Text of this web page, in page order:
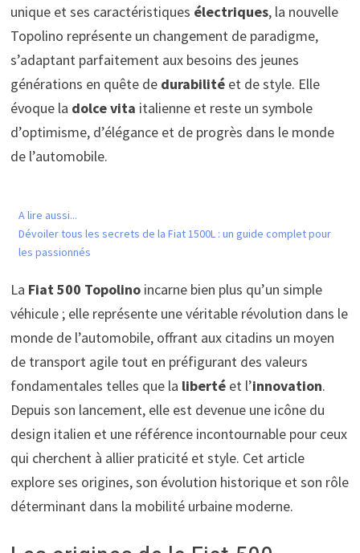
unique et ses caractéristiques électriques, la nouvelle
Topolino représente un changement de paradigme,
s’adaptant parfaitement aux besoins des jeunes
générations en quête de durabilitéet de style. Elle
évoque la dolce vita italienne et reste un symbole
d’optimisme, d’élégance et de progrès dans le monde
de l’automobile.
A lire aussi...
Dévoiler tous les secrets de la Fiat 1500L : un guide complet pour
les passionnés
La Fiat 500 Topolinoincarne bien plus qu’un simple
véhicule ; elle représente une véritable révolution dans le
monde de l’automobile, offrant aux citadins un moyen
de transport agile tout en préfigurant des valeurs
fondamentales telles que la libertéet l’innovation.
Depuis son lancement, elle est devenue une icône du
design italien et une référence incontournable pour ceux
qui cherchent à allier praticité et style. Cet article
explore ses origines, son évolution historique et son rôle
déterminant dans la mobilité urbaine moderne.